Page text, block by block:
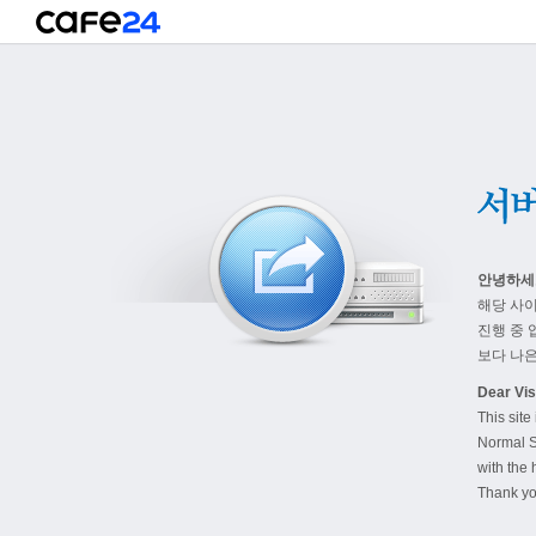
안녕하
해당 사
진행 중
보다 나
Dear
This site
Normal
with the
Thank